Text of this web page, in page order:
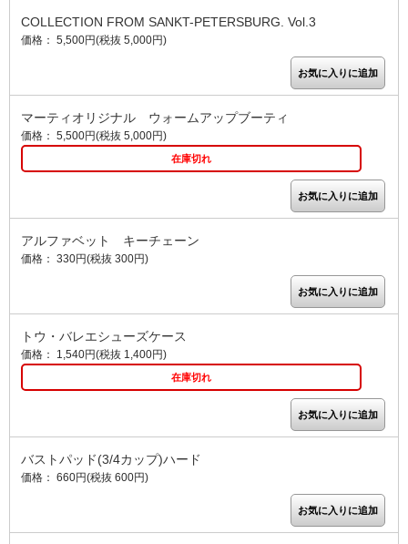
COLLECTION FROM SANKT-PETERSBURG. Vol.3
価格： 5,500円(税抜 5,000円)
マーティオリジナル ウォームアップブーティ
価格： 5,500円(税抜 5,000円)
在庫切れ
アルファベット キーチェーン
価格： 330円(税抜 300円)
トウ・バレエシューズケース
価格： 1,540円(税抜 1,400円)
在庫切れ
バストパッド(3/4カップ)ハード
価格： 660円(税抜 600円)